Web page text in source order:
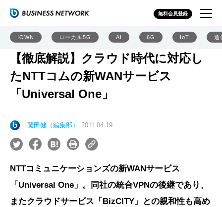
無料会員登録
IOWN ローカル5G AI 6G IoT 通
【徹底解説】クラウド時代に対応し
たNTTコムの新WANサービス
「Universal One」
藤田健（編集部） 2011.04.19
NTTコミュニケーションズの新WANサービス
「Universal One」。同社の統合VPNの後継であり、
またクラウドサービス「BizCITY」との親和性も高め